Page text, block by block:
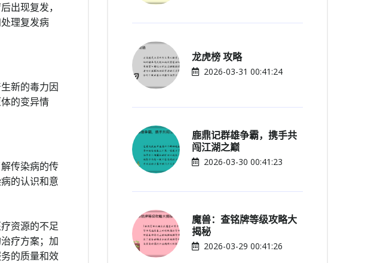
出现复发，
理复发病
新的毒力因
的变异情
传染病的传
的认识和意
资源的不足
疗方案；加
的质量和效
龙虎榜 攻略
2026-03-31 00:41:24
鹿鼎记群雄争霸，携手共
闯江湖之巅
2026-03-30 00:41:23
魔兽：查铭牌等级攻略大
揭秘
2026-03-29 00:41:26